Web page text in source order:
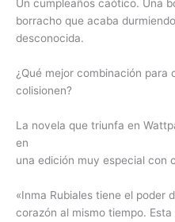
Un cumpleaños caótico. Una
borracho que acaba
desconocida.
¿Qué mejor combinación para
colisionen?
La novela que triunfa en
en
una edición muy especial con
«Inma Rubiales tiene el poder
corazón al mismo tiempo.